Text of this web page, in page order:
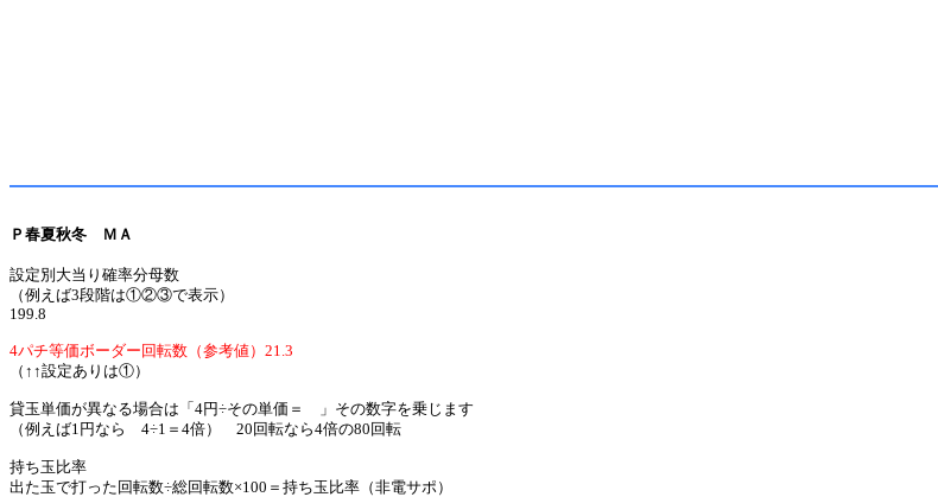
Ｐ春夏秋冬 ＭＡ
設定別大当り確率分母数
（例えば3段階は①②③で表示）
199.8
4パチ等価ボーダー回転数（参考値）21.3
（↑↑設定ありは①）
貸玉単価が異なる場合は「4円÷その単価＝ 」その数字を乗じます
（例えば1円なら 4÷1＝4倍） 20回転なら4倍の80回転
持ち玉比率
出た玉で打った回転数÷総回転数×100＝持ち玉比率（非電サポ）